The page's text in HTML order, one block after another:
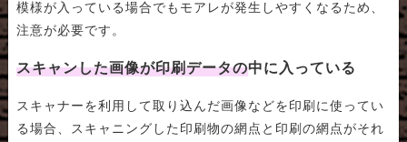
模様が入っている場合でもモアレが発生しやすくなるため、
注意が必要です。
スキャンした画像が印刷データの中に入っている
スキャナーを利用して取り込んだ画像などを印刷に使ってい
る場合、スキャニングした印刷物の網点と印刷の網点がそれ